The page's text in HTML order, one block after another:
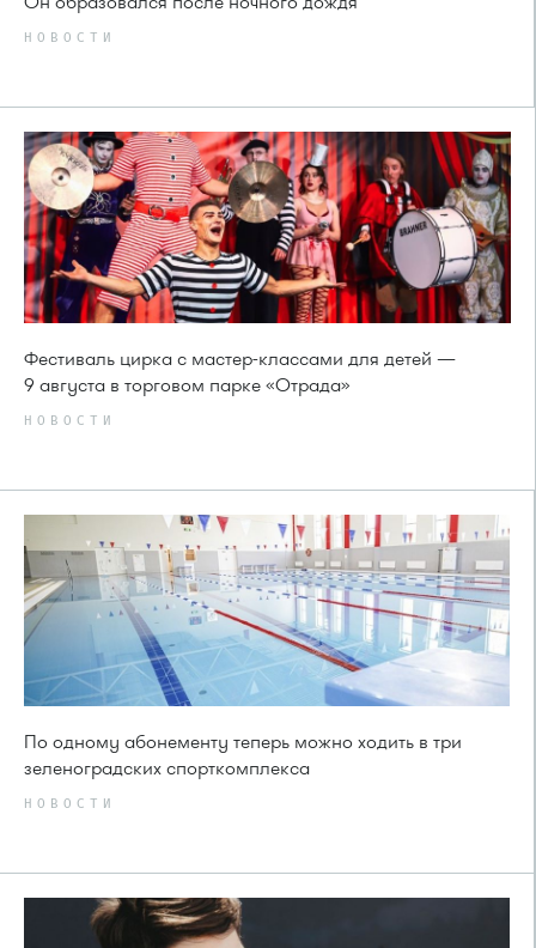
НОВОСТИ
Фестиваль цирка с мастер-классами для детей —
9 августа в торговом парке «Отрада»
НОВОСТИ
По одному абонементу теперь можно ходить в три
зеленоградских спорткомплекса
НОВОСТИ